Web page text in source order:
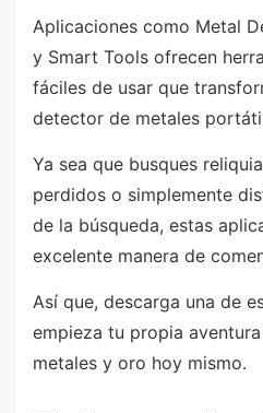
Aplicaciones como Metal
y Smart Tools ofrecen
fáciles de usar que
detector de metales
Ya sea que busques
perdidos o simplemente
de la búsqueda, estas
excelente manera de
Así que, descarga una de
empieza tu propia
metales y oro hoy mismo.